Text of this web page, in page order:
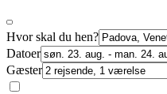
Hvor skal du hen?
Datoer
Gæster